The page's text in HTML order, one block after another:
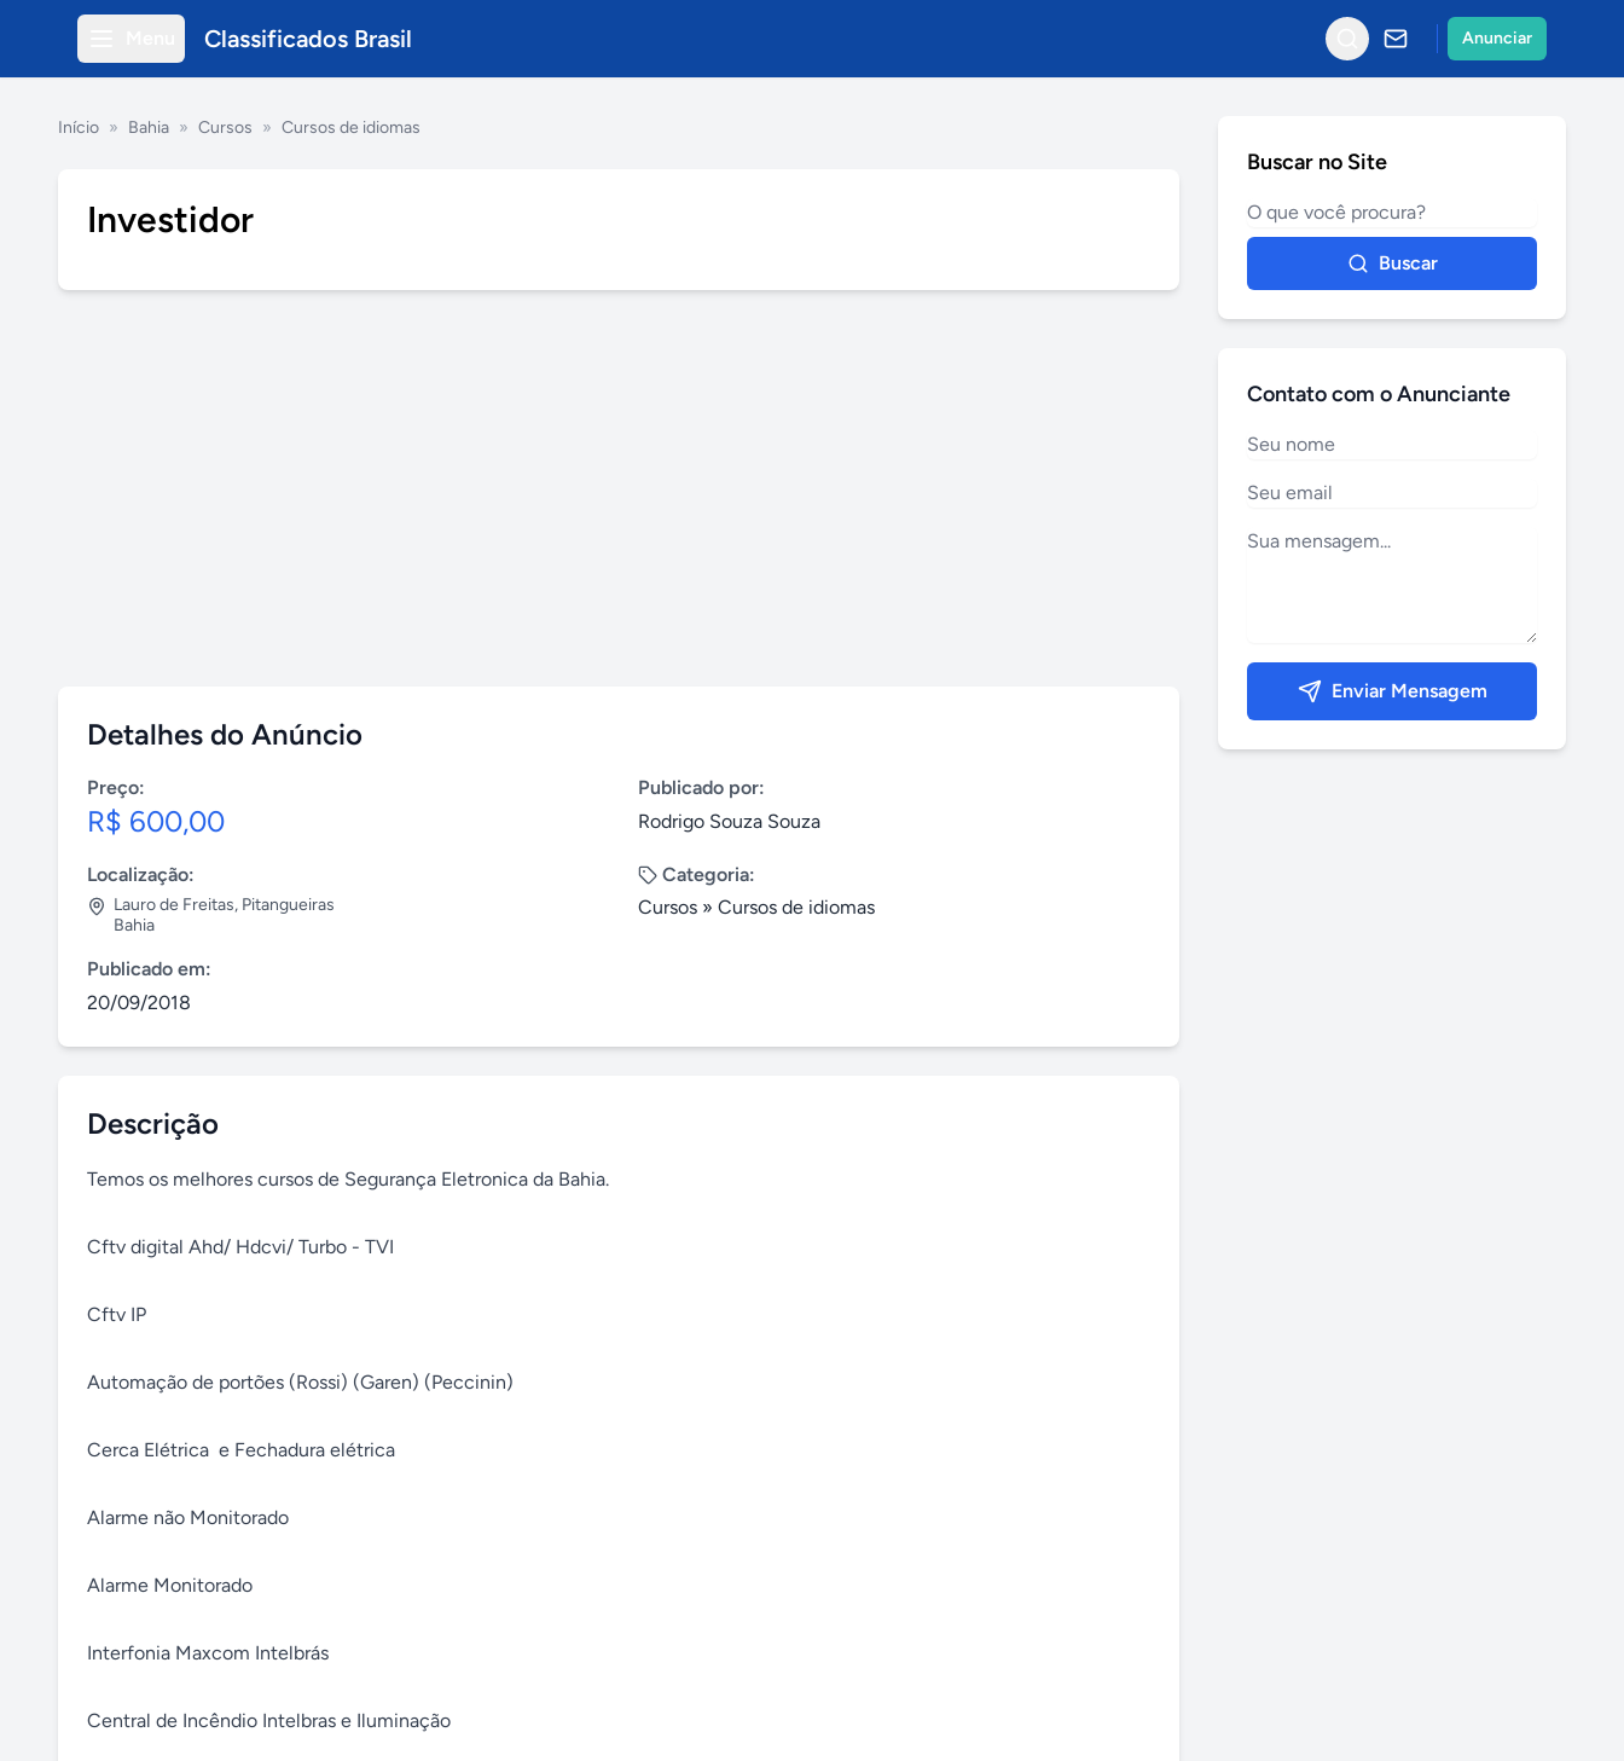
Classificados Brasil Anunciar
Início » Bahia » Cursos » Cursos de idiomas
Investidor
Detalhes do Anúncio
Preço:
R$ 600,00
Publicado por:
Rodrigo Souza Souza
Localização:
Lauro de Freitas, Pitangueiras
Bahia
Categoria:
Cursos » Cursos de idiomas
Publicado em:
20/09/2018
Descrição
Temos os melhores cursos de Segurança Eletronica da Bahia.
Cftv digital Ahd/ Hdcvi/ Turbo - TVI
Cftv IP
Automação de portões (Rossi) (Garen) (Peccinin)
Cerca Elétrica  e Fechadura elétrica
Alarme não Monitorado
Alarme Monitorado
Interfonia Maxcom Intelbrás
Central de Incêndio Intelbras e Iluminação
Buscar no Site
Buscar
Contato com o Anunciante
Enviar Mensagem